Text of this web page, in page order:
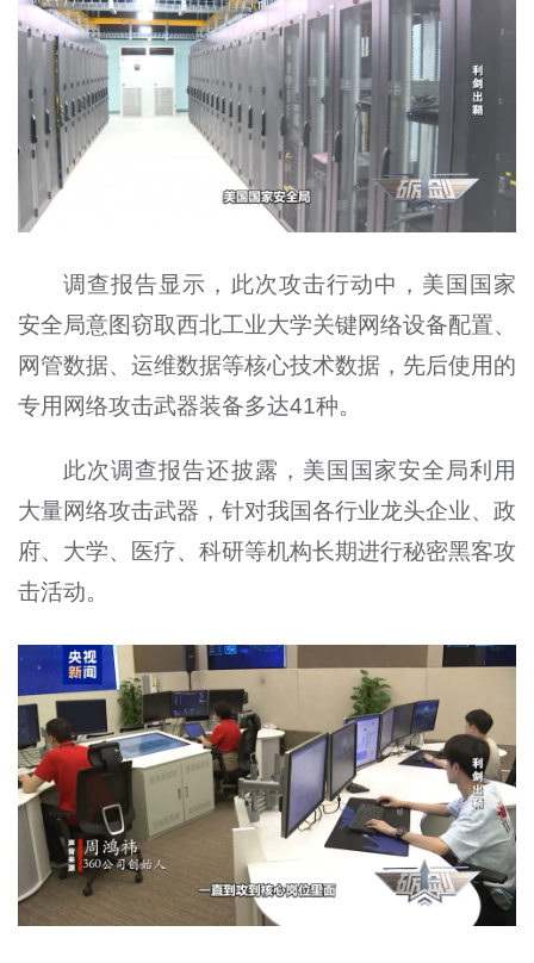
调查报告显示，此次攻击行动中，美国国家
安全局意图窃取西北工业大学关键网络设备配置、
网管数据、运维数据等核心技术数据，先后使用的
专用网络攻击武器装备多达41种。
此次调查报告还披露，美国国家安全局利用
大量网络攻击武器，针对我国各行业龙头企业、政
府、大学、医疗、科研等机构长期进行秘密黑客攻
击活动。